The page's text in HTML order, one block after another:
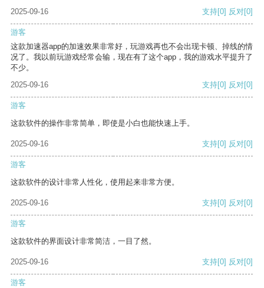
2025-09-16 支持[0] 反对[0]
游客
这款加速器app的加速效果非常好，玩游戏再也不会出现卡顿、掉线的情
况了。我以前玩游戏经常会输，现在有了这个app，我的游戏水平提升了
不少。
2025-09-16
支持[0] 反对[0]
游客
这款软件的操作非常简单，即使是小白也能快速上手。
2025-09-16 支持[0] 反对[0]
游客
这款软件的设计非常人性化，使用起来非常方便。
2025-09-16 支持[0] 反对[0]
游客
这款软件的界面设计非常简洁，一目了然。
2025-09-16 支持[0] 反对[0]
游客